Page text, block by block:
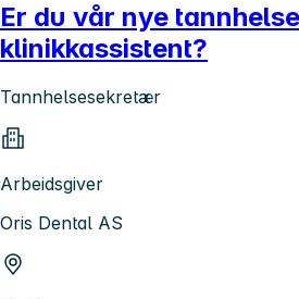
Er du vår nye
klinikkassistent?
Tannhelsesekretær
Arbeidsgiver
Oris Dental AS